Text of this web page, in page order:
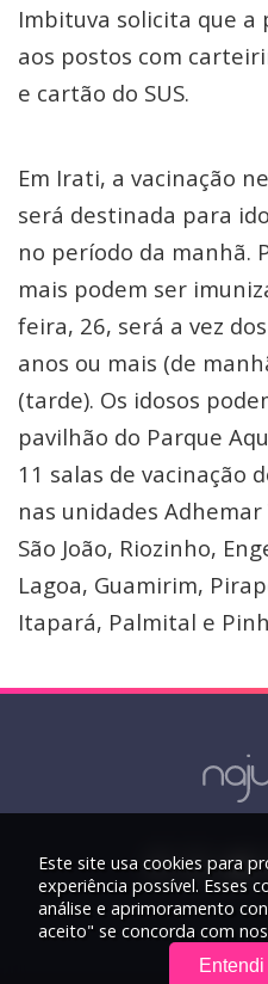
Imbituva solicita que a
aos postos com
e cartão do SUS.
Em Irati, a vacinação
será destinada para
no período da manhã.
mais podem ser
feira, 26, será a vez
anos ou mais (de
(tarde). Os idosos
pavilhão do Parque
11 salas de vacinação
nas unidades
São João, Riozinho,
Lagoa, Guamirim,
Itapará, Palmital e
Este site usa cookies para
experiência possível. Esses
análise e aprimoramento
aceito" se concorda com